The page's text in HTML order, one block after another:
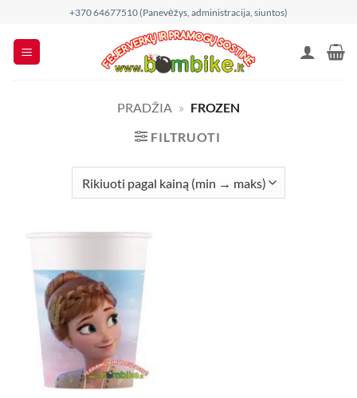
content
+370 64677510 (Panevėžys, administracija, siuntos)
PRADŽIA » FROZEN
FILTRUOTI